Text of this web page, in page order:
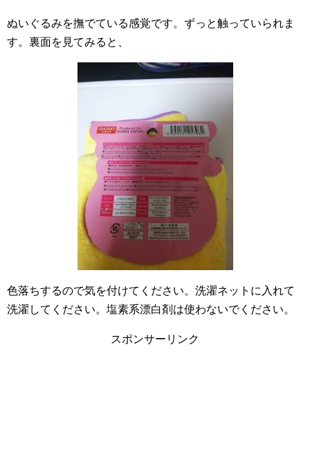
ぬいぐるみを撫でている感覚です。ずっと触っていられま
す。裏面を見てみると、
色落ちするので気を付けてください。洗濯ネットに入れて
洗濯してください。塩素系漂白剤は使わないでください。
スポンサーリンク